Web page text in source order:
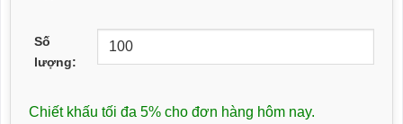
Số
lượng:
Chiết khấu tối đa 5% cho đơn hàng hôm nay.